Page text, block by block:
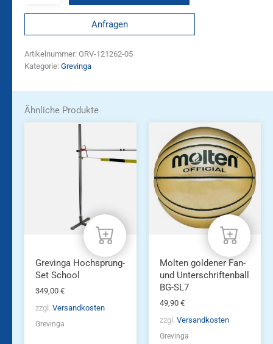
Anfragen
Artikelnummer: GRV-121262-05
Kategorie: Grevinga
Ähnliche Produkte
Grevinga Hochsprung-
Set School
349,00 €
zzgl. Versandkosten
Grevinga
Molten goldener Fan-
und Unterschriftenball
BG-SL7
49,90 €
zzgl. Versandkosten
Grevinga